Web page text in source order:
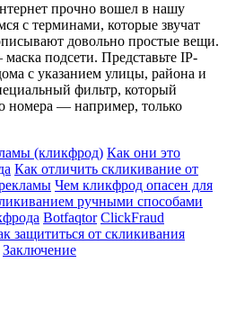
прочно вошел в нашу
с терминами, которые звучат
довольно простые вещи.
подсети. Представьте IP-
с указанием улицы, района и
фильтр, который
номера — например, только
(кликфрод) Как они это
Как отличить скликивание от
Чем кликфрод опасен для
ручными способами
Botfaqtor ClickFraud
защититься от скликивания
Заключение